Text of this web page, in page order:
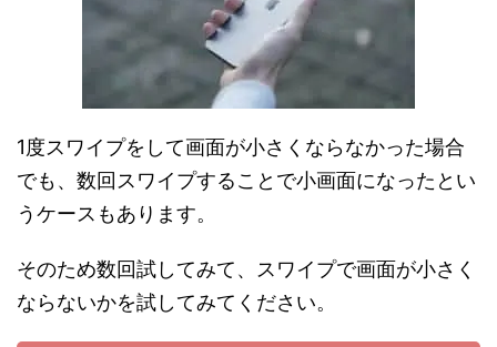
1度スワイプをして画面が小さくならなかった場合
でも、数回スワイプすることで小画面になったとい
うケースもあります。
そのため数回試してみて、スワイプで画面が小さく
ならないかを試してみてください。